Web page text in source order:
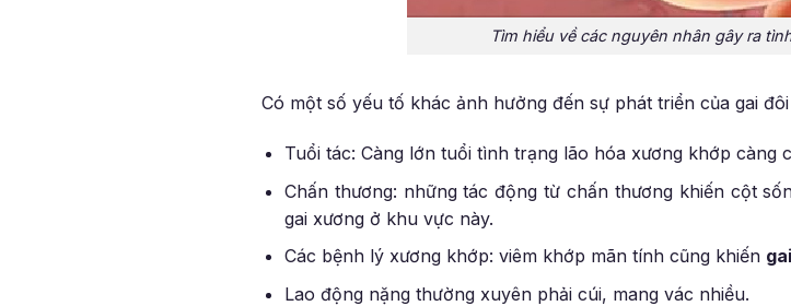
Tìm hiểu về các nguyên nhân gây ra
Có một số yếu tố khác ảnh hưởng đến sự phát triển của gai
Tuổi tác: Càng lớn tuổi tình trạng lão hóa xương khớp càng
Chấn thương: những tác động từ chấn thương khiến cột
gai xương ở khu vực này.
Các bệnh lý xương khớp: viêm khớp mãn tính cũng khiến
Lao động nặng thường xuyên phải cúi, mang vác nhiều.